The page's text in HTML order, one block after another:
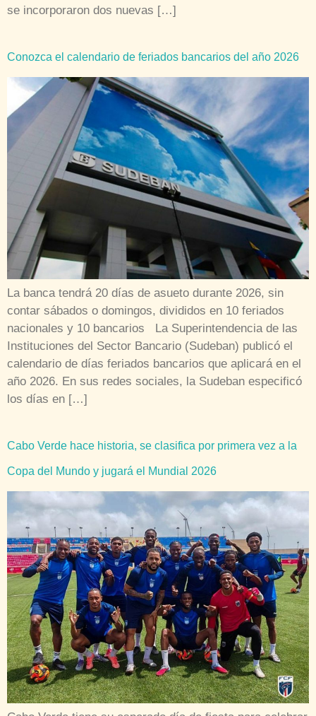
se incorporaron dos nuevas […]
Conozca el calendario de feriados bancarios del año 2026
La banca tendrá 20 días de asueto durante 2026, sin
contar sábados o domingos, divididos en 10 feriados
nacionales y 10 bancarios La Superintendencia de las
Instituciones del Sector Bancario (Sudeban) publicó el
calendario de días feriados bancarios que aplicará en el
año 2026. En sus redes sociales, la Sudeban especificó
los días en […]
Cabo Verde hace historia, se clasifica por primera vez a la
Copa del Mundo y jugará el Mundial 2026